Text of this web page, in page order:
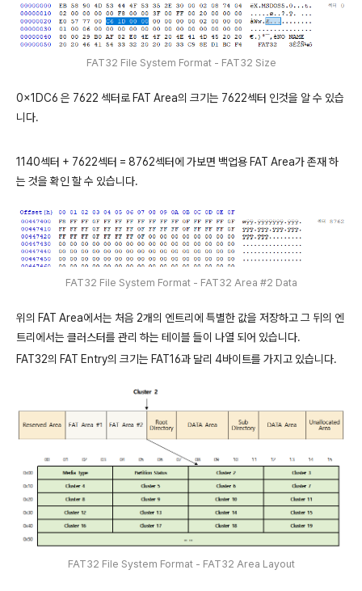
FAT32 File System Format - FAT32 Size
0x1DC6 은 7622 섹터로 FAT Area의 크기는 7622섹터 인것을 알 수 있습
니다.
1140섹터 + 7622섹터 = 8762섹터에 가보면 백업용 FAT Area가 존재 하
는 것을 확인 할 수 있습니다.
FAT32 File System Format - FAT32 Area #2 Data
위의 FAT Area에서는 처음 2개의 엔트리에 특별한 값을 저장하고 그 뒤의 엔
트리에서는 클러스터를 관리 하는 테이블 들이 나열 되어 있습니다.
FAT32의 FAT Entry의 크기는 FAT16과 달리 4바이트를 가지고 있습니다.
FAT32 File System Format - FAT32 Area Layout